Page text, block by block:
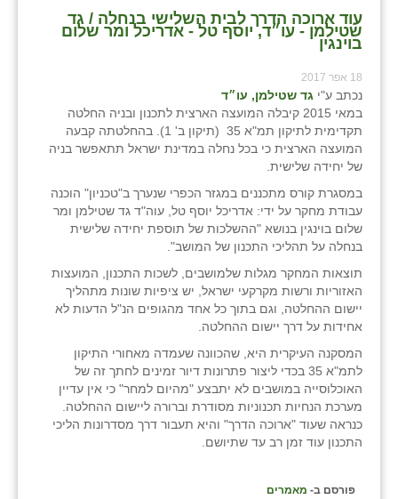
עוד ארוכה הדרך לבית השלישי בנחלה / גד
שטילמן - עו״ד, יוסף טל - אדריכל ומר שלום
בוינגין
18 אפר 2017
נכתב ע"י גד שטילמן, עו״ד
במאי 2015 קיבלה המועצה הארצית לתכנון ובניה החלטה
תקדימית לתיקון תמ"א 35 (תיקון ב' 1). בהחלטתה קבעה
המועצה הארצית כי בכל נחלה במדינת ישראל תתאפשר בניה
של יחידה שלישית.
במסגרת קורס מתכננים במגזר הכפרי שנערך ב"טכניון" הוכנה
עבודת מחקר על ידי: אדריכל יוסף טל, עוה"ד גד שטילמן ומר
שלום בוינגין בנושא "ההשלכות של תוספת יחידה שלישית
בנחלה על תהליכי התכנון של המושב".
תוצאות המחקר מגלות שלמושבים, לשכות התכנון, המועצות
האזוריות ורשות מקרקעי ישראל, יש ציפיות שונות מתהליך
יישום ההחלטה, וגם בתוך כל אחד מהגופים הנ"ל הדעות לא
אחידות על דרך יישום ההחלטה.
המסקנה העיקרית היא, שהכוונה שעמדה מאחורי התיקון
לתמ"א 35 בכדי ליצור פתרונות דיור זמינים לחתך זה של
האוכלוסייה במושבים לא יתבצע "מהיום למחר" כי אין עדיין
מערכת הנחיות תכנוניות מסודרת וברורה ליישום ההחלטה.
כנראה שעוד "ארוכה הדרך" והיא תעבור דרך מסדרונות הליכי
התכנון עוד זמן רב עד שתיושם.
פורסם ב- מאמרים